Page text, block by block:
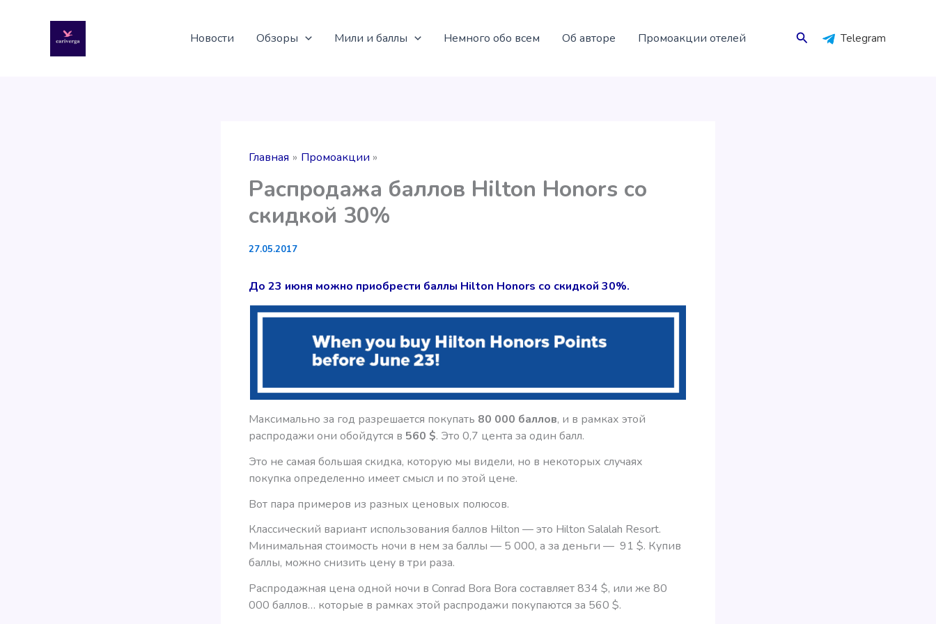
содержимому
Новости Обзоры Мили и баллы Немного обо всем Об авторе Промоакции отелей Поиск Telegram
Главная Промоакции
Распродажа баллов Hilton Honors со
скидкой 30%
27.05.2017
До 23 июня можно приобрести баллы Hilton Honors со скидкой 30%.
Максимально за год разрешается покупать 80 000 баллов, и в рамках этой
распродажи они обойдутся в 560 $. Это 0,7 цента за один балл.
Это не самая большая скидка, которую мы видели, но в некоторых случаях
покупка определенно имеет смысл и по этой цене.
Вот пара примеров из разных ценовых полюсов.
Классический вариант использования баллов Hilton — это Hilton Salalah Resort.
Минимальная стоимость ночи в нем за баллы — 5 000, а за деньги — 91 $. Купив
баллы, можно снизить цену в три раза.
Распродажная цена одной ночи в Conrad Bora Bora составляет 834 $, или же 80
000 баллов… которые в рамках этой распродажи покупаются за 560 $.